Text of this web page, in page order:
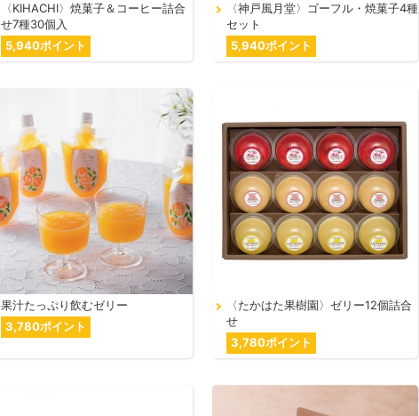
〈KIHACHI〉焼菓子＆コーヒー詰合
せ7種30個入
5,940ポイント
〈神戸風月堂〉ゴーフル・焼菓子4種
セット
5,940ポイント
果汁たっぷり飲むゼリー
3,780ポイント
〈たかはた果樹園〉ゼリー12個詰合
せ
3,780ポイント